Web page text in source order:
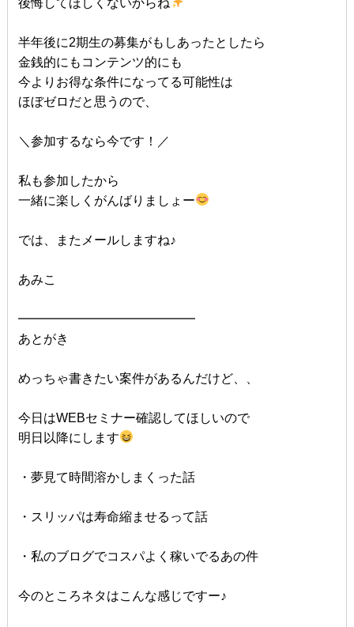
半年後に2期生の募集がもしあったとしたら
金銭的にもコンテンツ的にも
今よりお得な条件になってる可能性は
ほぼゼロだと思うので、
＼参加するなら今です！／
私も参加したから
一緒に楽しくがんばりましょー
では、またメールしますね♪
あみこ
━━━━━━━━━━━━━━
あとがき
めっちゃ書きたい案件があるんだけど、、
今日はWEBセミナー確認してほしいので
明日以降にします
・夢見て時間溶かしまくった話
・スリッパは寿命縮ませるって話
・私のブログでコスパよく稼いでるあの件
今のところネタはこんな感じですー♪